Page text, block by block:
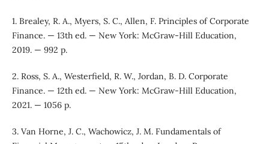
1. Brealey, R. A., Myers, S. C., Allen, F. Principles of Corporate
Finance. — 13th ed. — New York: McGraw-Hill Education,
2019. — 992 p.
2. Ross, S. A., Westerfield, R. W., Jordan, B. D. Corporate
Finance. — 12th ed. — New York: McGraw-Hill Education,
2021. — 1056 p.
3. Van Horne, J. C., Wachowicz, J. M. Fundamentals of